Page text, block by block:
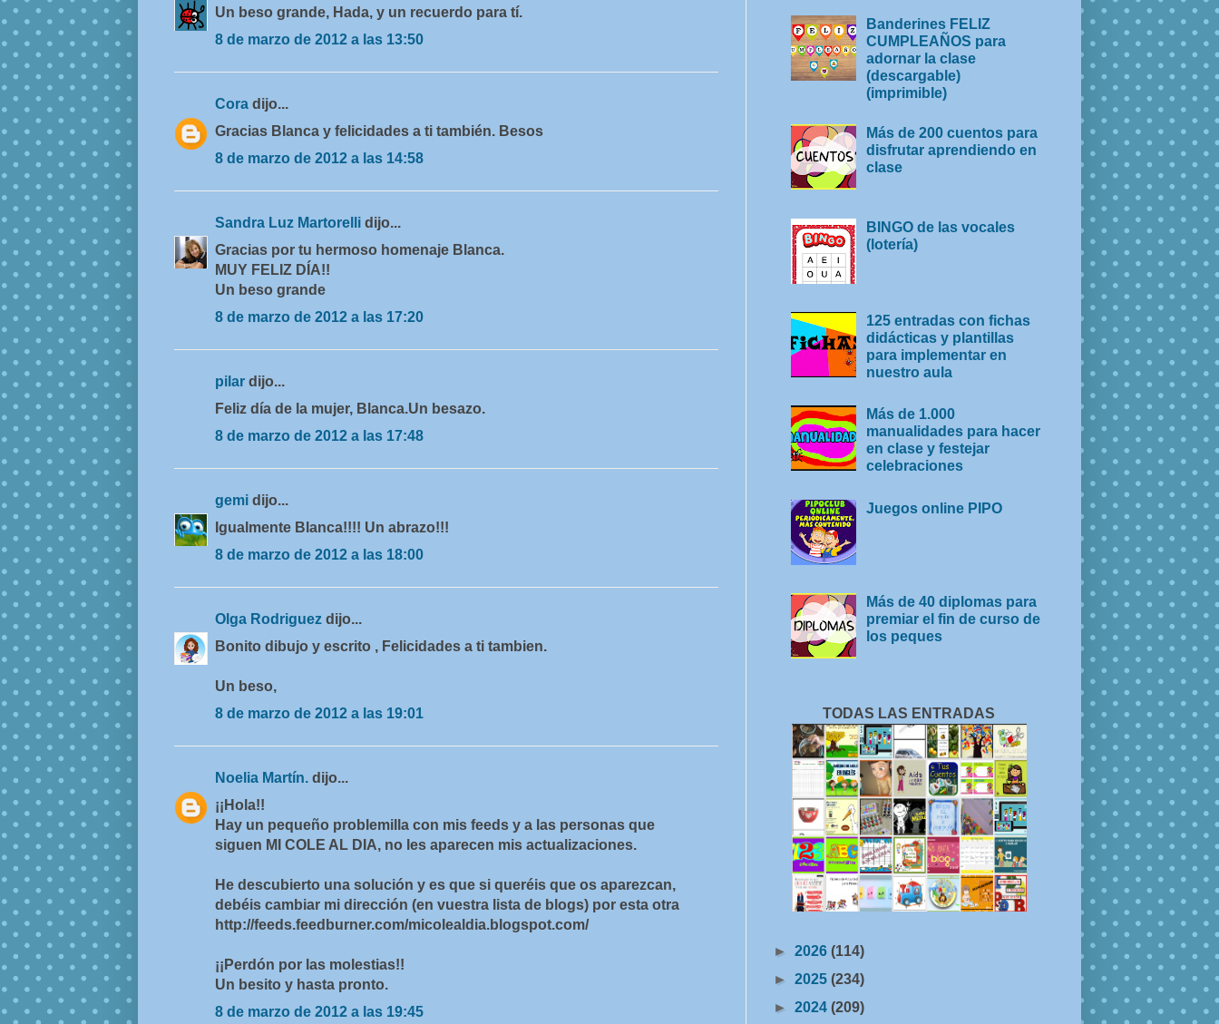
Un beso grande, Hada, y un recuerdo para tí.
8 de marzo de 2012 a las 13:50
Cora dijo...
Gracias Blanca y felicidades a ti también. Besos
8 de marzo de 2012 a las 14:58
Sandra Luz Martorelli dijo...
Gracias por tu hermoso homenaje Blanca.
MUY FELIZ DÍA!!
Un beso grande
8 de marzo de 2012 a las 17:20
pilar dijo...
Feliz día de la mujer, Blanca.Un besazo.
8 de marzo de 2012 a las 17:48
gemi dijo...
Igualmente Blanca!!!! Un abrazo!!!
8 de marzo de 2012 a las 18:00
Olga Rodriguez dijo...
Bonito dibujo y escrito , Felicidades a ti tambien.
Un beso,
8 de marzo de 2012 a las 19:01
Noelia Martín. dijo...
¡¡Hola!!
Hay un pequeño problemilla con mis feeds y a las personas que
siguen MI COLE AL DIA, no les aparecen mis actualizaciones.
He descubierto una solución y es que si queréis que os aparezcan,
debéis cambiar mi dirección (en vuestra lista de blogs) por esta otra
http://feeds.feedburner.com/micolealdia.blogspot.com/
¡¡Perdón por las molestias!!
Un besito y hasta pronto.
8 de marzo de 2012 a las 19:45
Banderines FELIZ
CUMPLEAÑOS para
adornar la clase
(descargable)
(imprimible)
Más de 200 cuentos para
disfrutar aprendiendo en
clase
BINGO de las vocales
(lotería)
125 entradas con fichas
didácticas y plantillas
para implementar en
nuestro aula
Más de 1.000
manualidades para hacer
en clase y festejar
celebraciones
Juegos online PIPO
Más de 40 diplomas para
premiar el fin de curso de
los peques
TODAS LAS ENTRADAS
► 2026 (114)
► 2025 (234)
► 2024 (209)